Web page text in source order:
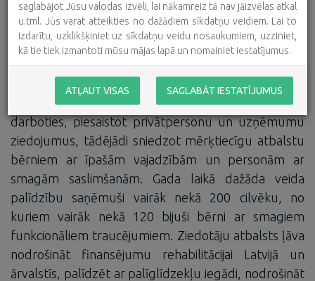
2024.gadā labdarības fonds BeOpen turpināja aktīvi
darboties, piesaistot privātpersonu un uzņēmumu
ziedojumus, tādējādi sniedzot mērķtiecīgu atbalstu
bērniem ar īpašām vajadzībām un personām ar
smagām saslimšanām. Gada laikā dažāda veida
palīdzību saņēmuši vairāk nekā 200 cilvēku, no
kuriem vairāk nekā 120 bijuši bērni ar smagiem
funkcionāliem traucējumiem. Ziedotāju atbalsts ļāva
nodrošināt finansējumu rehabilitācijai Latvijā un
ārvalstīs, palīdzēt ar palīglīdzekļu iegādi, nodrošināt
saglabājot Jūsu valodas izvēli, lai nākamreiz tā nav jāizvēlas atkal
u.tml. Jūs varat atteikties no dažādiem sīkdatņu veidiem. Lai to
izdarītu, uzklikšķiniet uz sīkdatņu veidu nosaukumiem, uzziniet,
kā tie tiek izmantoti mūsu mājas lapā un nomainiet iestatījumus.
ATĻAUT VISAS SAGLABĀT IESTATĪJUMUS